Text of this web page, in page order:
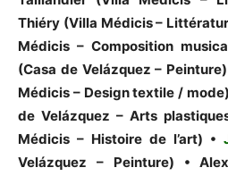
Thiéry (Villa Médicis –
Médicis – Composition
(Casa de Velázquez –
Médicis – Design textile /
de Velázquez – Arts
Médicis – Histoire de l’art) •
Velázquez – Peinture) •